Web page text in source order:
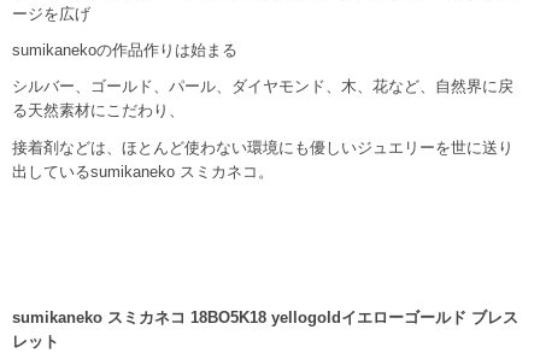
ージを広げ
sumikanekoの作品作りは始まる
シルバー、ゴールド、パール、ダイヤモンド、木、花など、自然界に戻
る天然素材にこだわり、
接着剤などは、ほとんど使わない環境にも優しいジュエリーを世に送り
出しているsumikaneko スミカネコ。
sumikaneko スミカネコ 18BO5K18 yellogoldイエローゴールド ブレス
レット